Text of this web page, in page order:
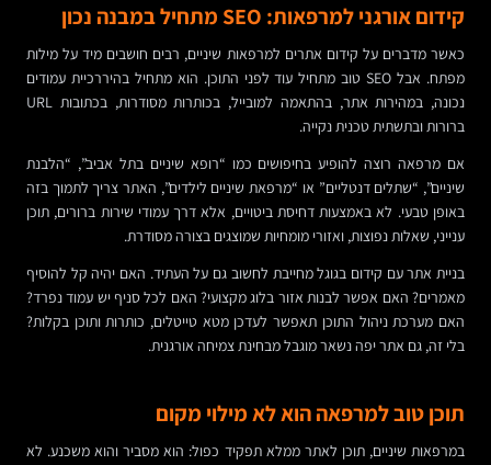
קידום אורגני למרפאות: SEO מתחיל במבנה נכון
כאשר מדברים על קידום אתרים למרפאות שיניים, רבים חושבים מיד על מילות
מפתח. אבל SEO טוב מתחיל עוד לפני התוכן. הוא מתחיל בהיררכיית עמודים
נכונה, במהירות אתר, בהתאמה למובייל, בכותרות מסודרות, בכתובות URL
ברורות ובתשתית טכנית נקייה.
אם מרפאה רוצה להופיע בחיפושים כמו “רופא שיניים בתל אביב”, “הלבנת
שיניים”, “שתלים דנטליים” או “מרפאת שיניים לילדים”, האתר צריך לתמוך בזה
באופן טבעי. לא באמצעות דחיסת ביטויים, אלא דרך עמודי שירות ברורים, תוכן
ענייני, שאלות נפוצות, ואזורי מומחיות שמוצגים בצורה מסודרת.
בניית אתר עם קידום בגוגל מחייבת לחשוב גם על העתיד. האם יהיה קל להוסיף
מאמרים? האם אפשר לבנות אזור בלוג מקצועי? האם לכל סניף יש עמוד נפרד?
האם מערכת ניהול התוכן תאפשר לעדכן מטא טייטלים, כותרות ותוכן בקלות?
בלי זה, גם אתר יפה נשאר מוגבל מבחינת צמיחה אורגנית.
תוכן טוב למרפאה הוא לא מילוי מקום
במרפאות שיניים, תוכן לאתר ממלא תפקיד כפול: הוא מסביר והוא משכנע. לא